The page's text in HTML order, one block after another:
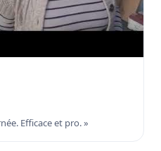
Efficace et pro. »